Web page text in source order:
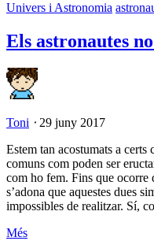
Univers i Astronomia
Els astronautes
Toni ⋅ 29 juny 2017
Estem tan acostumats a
comuns com poden ser
com ho fem. Fins que ocorre
s’adona que aquestes dues
impossibles de realitzar. Sí,
Més